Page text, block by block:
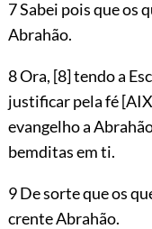
7 Sabei pois que os
Abrahão.
8 Ora, [8]tendo a
justificar pela fé
evangelho a
bemditas em ti.
9 De sorte que os
crente Abrahão.